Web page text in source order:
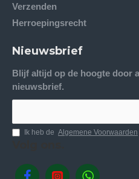
Verzenden
Herroepingsrecht
Nieuwsbrief
Blijf altijd op de hoogte door
nieuwsbrief.
Ik heb de Algemene Voorwaarden